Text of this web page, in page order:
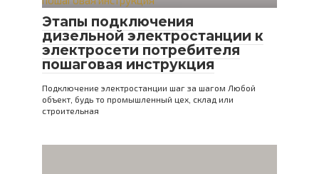
Этапы подключения
дизельной электростанции к
электросети потребителя
пошаговая инструкция
Подключение электростанции шаг за шагом Любой
объект, будь то промышленный цех, склад или
строительная